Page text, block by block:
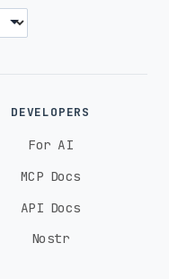
DEVELOPERS
For AI
MCP Docs
API Docs
Nostr